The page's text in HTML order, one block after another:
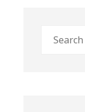
for: